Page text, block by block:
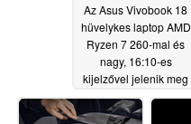
Az Asus Vivobook 18
hüvelykes laptop AMD
Ryzen 7 260-mal és
nagy, 16:10-es
kijelzővel jelenik meg
03/07/2025